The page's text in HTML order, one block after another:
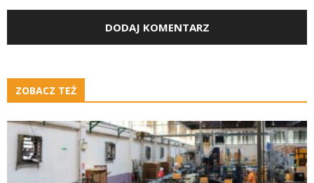
ZOBACZ TEŻ